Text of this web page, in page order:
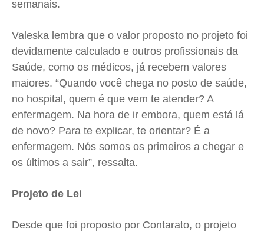
semanais.
Valeska lembra que o valor proposto no projeto foi
devidamente calculado e outros profissionais da
Saúde, como os médicos, já recebem valores
maiores. “Quando você chega no posto de saúde,
no hospital, quem é que vem te atender? A
enfermagem. Na hora de ir embora, quem está lá
de novo? Para te explicar, te orientar? É a
enfermagem. Nós somos os primeiros a chegar e
os últimos a sair”, ressalta.
Projeto de Lei
Desde que foi proposto por Contarato, o projeto